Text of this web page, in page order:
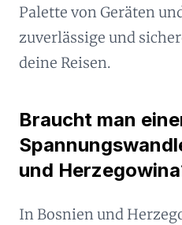
Palette von Geräten
zuverlässige und
deine Reisen.
Braucht man
und
In Bosnien und